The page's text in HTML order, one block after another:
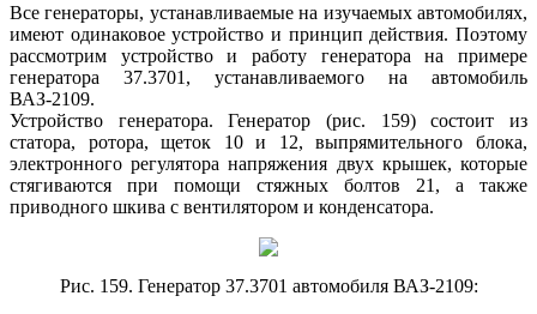
Все генераторы, устанавливаемые на изучаемых автомобилях,
имеют одинаковое устройство и принцип действия. Поэтому
рассмотрим устройство и работу генератора на примере
генератора 37.3701, устанавливаемого на автомобиль
ВАЗ-2109.
Устройство генератора. Генератор (рис. 159) состоит из
статора, ротора, щеток 10 и 12, выпрямительного блока,
электронного регулятора напряжения двух крышек, которые
стягиваются при помощи стяжных болтов 21, а также
приводного шкива с вентилятором и конденсатора.
Рис. 159. Генератор 37.3701 автомобиля ВАЗ-2109: